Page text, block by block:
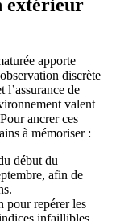
extérieur
apporte
discrète
l’assurance de
valent
ancrer ces
à mémoriser :
début du
afin de
pour repérer les
infaillibles